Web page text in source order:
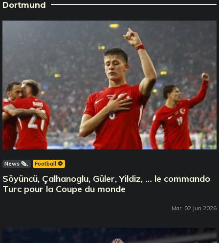
Dortmund
News 🗞️ Football ⚽️
Söyüncü, Çalhanoglu, Güler, Yildiz, … le commando
Turc pour la Coupe du monde
Mar, 02 Jun 2026